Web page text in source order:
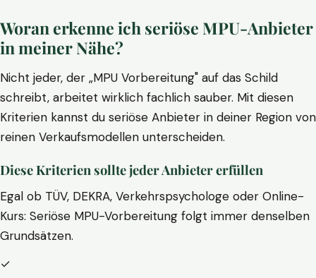
Woran erkenne ich seriöse MPU-Anbieter
in meiner Nähe?
Nicht jeder, der „MPU Vorbereitung" auf das Schild
schreibt, arbeitet wirklich fachlich sauber. Mit diesen
Kriterien kannst du seriöse Anbieter in deiner Region von
reinen Verkaufsmodellen unterscheiden.
Diese Kriterien sollte jeder Anbieter erfüllen
Egal ob TÜV, DEKRA, Verkehrspsychologe oder Online-
Kurs: Seriöse MPU-Vorbereitung folgt immer denselben
Grundsätzen.
✓